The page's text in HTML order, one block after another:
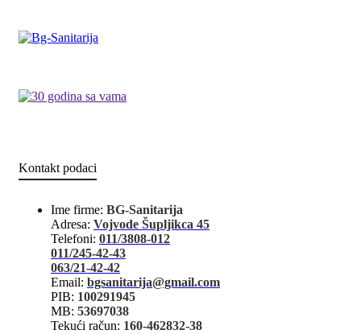
Kontakt podaci
Ime firme: BG-Sanitarija
Adresa: Vojvode Šupljikca 45
Telefoni: 011/3808-012
011/245-42-43
063/21-42-42
Email: bgsanitarija@gmail.com
PIB: 100291945
MB: 53697038
Tekući račun: 160-462832-38